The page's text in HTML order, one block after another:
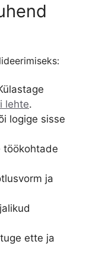
lehte.
logige sisse
töökohtade
ja
ette ja